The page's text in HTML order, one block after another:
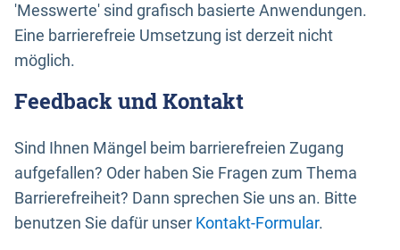
'Messwerte' sind grafisch basierte Anwendungen.
Eine barrierefreie Umsetzung ist derzeit nicht
möglich.
Feedback und Kontakt
Sind Ihnen Mängel beim barrierefreien Zugang
aufgefallen? Oder haben Sie Fragen zum Thema
Barrierefreiheit? Dann sprechen Sie uns an. Bitte
benutzen Sie dafür unser Kontakt-Formular.